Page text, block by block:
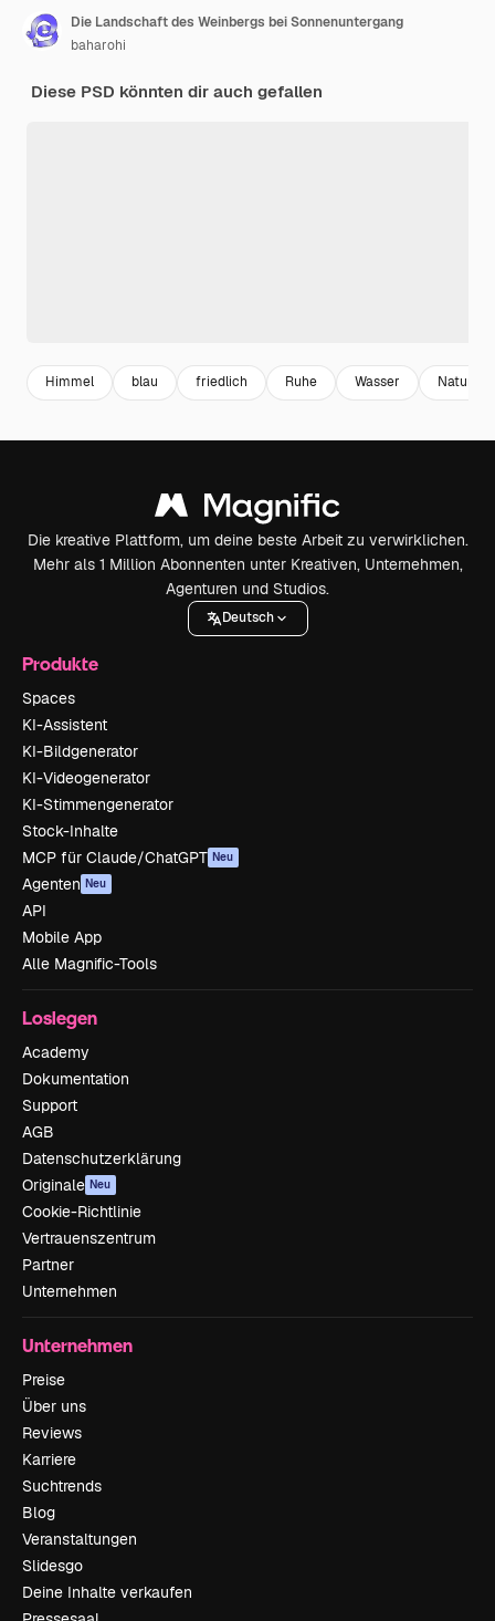
Die Landschaft des Weinbergs bei Sonnenuntergang
baharohi
Diese PSD könnten dir auch gefallen
Himmel blau friedlich Ruhe Wasser Natur
Die kreative Plattform, um deine beste Arbeit zu verwirklichen.
Mehr als 1 Million Abonnenten unter Kreativen, Unternehmen,
Agenturen und Studios.
Deutsch
Produkte
Spaces
KI-Assistent
KI-Bildgenerator
KI-Videogenerator
KI-Stimmengenerator
Stock-Inhalte
MCP für Claude/ChatGPT Neu
Agenten Neu
API
Mobile App
Alle Magnific-Tools
Loslegen
Academy
Dokumentation
Support
AGB
Datenschutzerklärung
Originale Neu
Cookie-Richtlinie
Vertrauenszentrum
Partner
Unternehmen
Unternehmen
Preise
Über uns
Reviews
Karriere
Suchtrends
Blog
Veranstaltungen
Slidesgo
Deine Inhalte verkaufen